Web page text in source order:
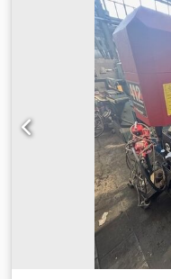
125 3, 4kW 125 mm/s
055.034.100.000
dahil olmak üzere
dolabı da dahil olmak
elektrik kabine